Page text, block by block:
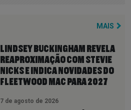
MAIS
LINDSEY BUCKINGHAM REVELA
REAPROXIMAÇÃO COM STEVIE
NICKS E INDICA NOVIDADES DO
FLEETWOOD MAC PARA 2027
7 de agosto de 2026